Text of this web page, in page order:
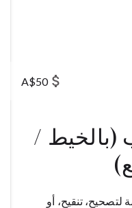
attach_money
A$50
(بالخيط /
تنقيح، أو